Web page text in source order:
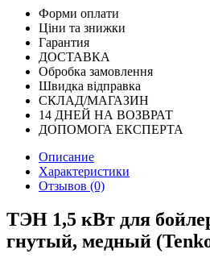
Форми оплати
Ціни та знижки
Гарантия
ДОСТАВКА
Обробка замовлення
Швидка відправка
СКЛАД/МАГАЗИН
14 ДНЕЙ НА ВОЗВРАТ
ДОПОМОГА ЕКСПЕРТА
Описание
Характеристики
Отзывов (0)
ТЭН 1,5 кВт для
гнутый, медный